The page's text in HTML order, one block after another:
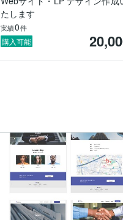
たします
実績0件
購入可能